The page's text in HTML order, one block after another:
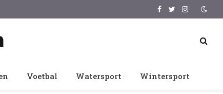
Facebook
TwitterInstagram
Voetbal Watersport Wintersport